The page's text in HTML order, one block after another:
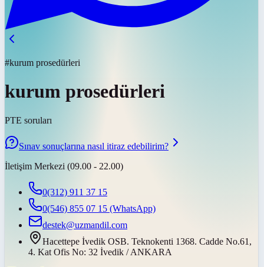
#kurum prosedürleri
kurum prosedürleri
PTE soruları
Sınav sonuçlarına nasıl itiraz edebilirim?
İletişim Merkezi (09.00 - 22.00)
0(312) 911 37 15
0(546) 855 07 15 (WhatsApp)
destek@uzmandil.com
Hacettepe İvedik OSB. Teknokenti 1368. Cadde No.61,
4. Kat Ofis No: 32 İvedik / ANKARA